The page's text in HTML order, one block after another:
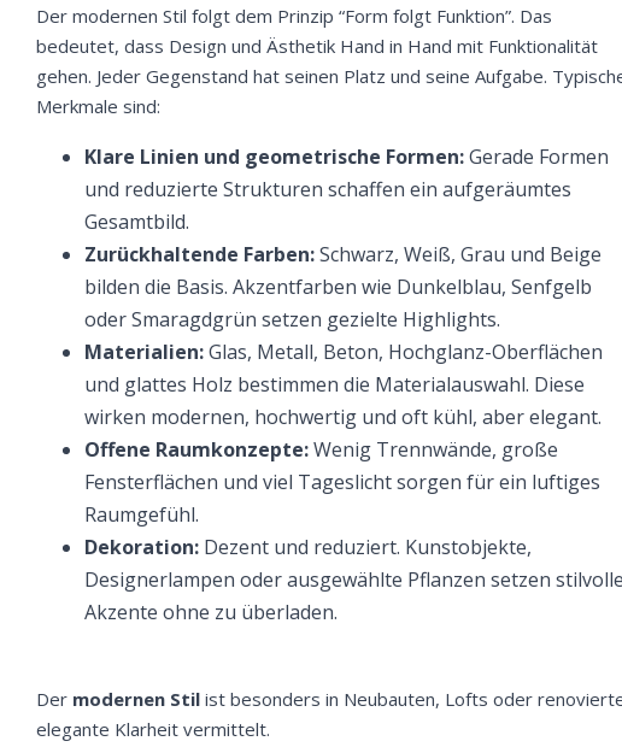
Der modernen Stil folgt dem Prinzip “Form folgt Funktion”. Das
bedeutet, dass Design und Ästhetik Hand in Hand mit Funktionalität
gehen. Jeder Gegenstand hat seinen Platz und seine Aufgabe.
Merkmale sind:
Klare Linien und geometrische Formen:Gerade Formen
und reduzierte Strukturen schaffen ein aufgeräumtes
Gesamtbild.
Zurückhaltende Farben:Schwarz, Weiß, Grau und Beige
bilden die Basis. Akzentfarben wie Dunkelblau, Senfgelb
oder Smaragdgrün setzen gezielte Highlights.
Materialien:Glas, Metall, Beton, Hochglanz-Oberflächen
und glattes Holz bestimmen die Materialauswahl. Diese
wirken modernen, hochwertig und oft kühl, aber elegant.
Offene Raumkonzepte:Wenig Trennwände, große
Fensterflächen und viel Tageslicht sorgen für ein luftiges
Raumgefühl.
Dekoration: Dezent und reduziert. Kunstobjekte,
Designerlampen oder ausgewählte Pflanzen setzen stilvolle
Akzente ohne zu überladen.
Der modernen Stil ist besonders in Neubauten, Lofts oder
elegante Klarheit vermittelt.